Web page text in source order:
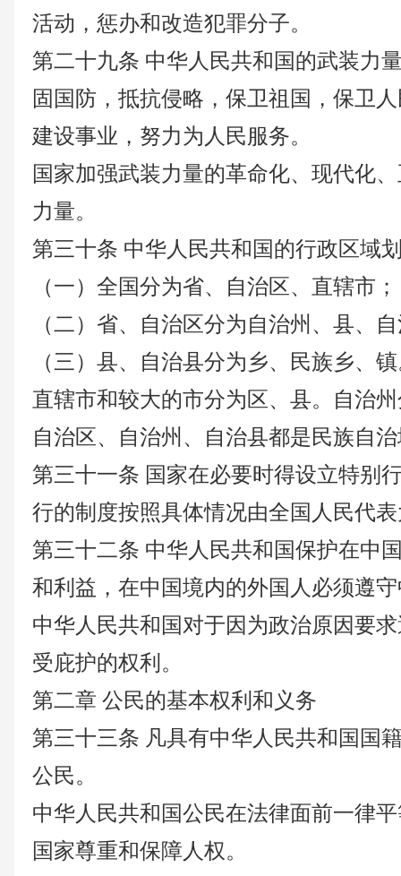
活动，惩办和改造犯罪分子。
第二十九条 中华人民共和国的武装力
固国防，抵抗侵略，保卫祖国，保卫
建设事业，努力为人民服务。
国家加强武装力量的革命化、现代化
力量。
第三十条 中华人民共和国的行政区域
（一）全国分为省、自治区、直辖市；
（二）省、自治区分为自治州、县、
（三）县、自治县分为乡、民族乡、
直辖市和较大的市分为区、县。自治
自治区、自治州、自治县都是民族自
第三十一条 国家在必要时得设立特别
行的制度按照具体情况由全国人民代
第三十二条 中华人民共和国保护在中
和利益，在中国境内的外国人必须遵
中华人民共和国对于因为政治原因要
受庇护的权利。
第二章 公民的基本权利和义务
第三十三条 凡具有中华人民共和国国
公民。
中华人民共和国公民在法律面前一律
国家尊重和保障人权。